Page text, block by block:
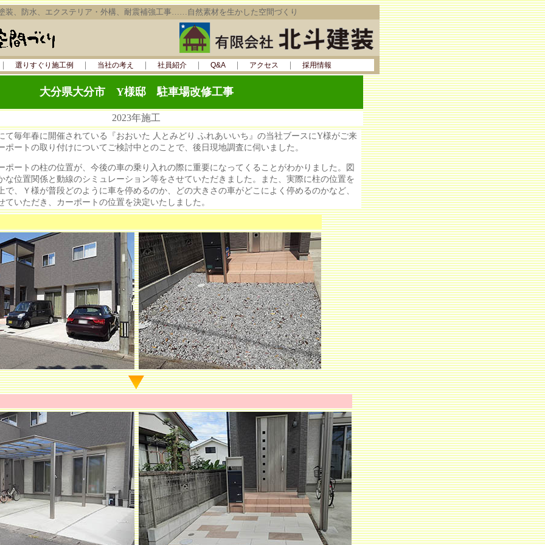
装、防水、エクステリア・外構、耐震補強工事……自然素材を生かした空間づくり
選りすぐり施工例 ｜ 当社の考え ｜ 社員紹介｜ Q&A｜ アクセス ｜ 採用情報
大分県大分市 Y様邸 駐車場改修工事
2023年施工
毎年春に開催されている『おおいた 人とみどり ふれあいいち』の当社ブースにY様がご来
ポートの取り付けについてご検討中とのことで、後日現地調査に伺いました。
ートの柱の位置が、今後の車の乗り入れの際に重要になってくることがわかりました。図
な位置関係と動線のシミュレーション等をさせていただきました。また、実際に柱の位置を
で、Ｙ様が普段どのように車を停めるのか、どの大きさの車がどこによく停めるのかなど、
ていただき、カーポートの位置を決定いたしました。